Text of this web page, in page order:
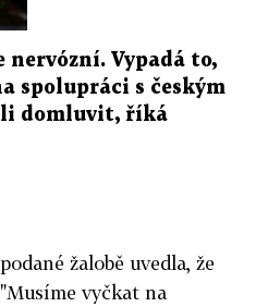
nervózní. Vypadá to,
spolupráci s českým
domluvit, říká
žalobě uvedla, že
vyčkat na